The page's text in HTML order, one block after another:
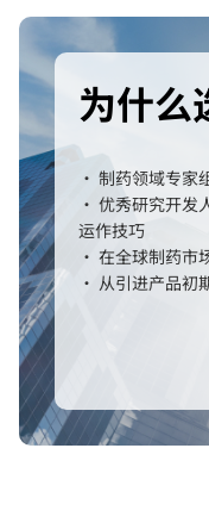
为什么
• 制药领域专家
• 优秀研究开发
运作技巧
• 在全球制药市
• 从引进产品初